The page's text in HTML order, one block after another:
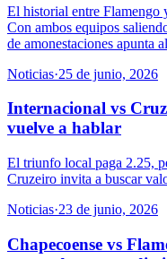
El historial entre Flamengo
Con ambos equipos
de amonestaciones apunta
Noticias·25 de junio, 2026
Internacional vs
vuelve a hablar
El triunfo local paga 2.25,
Cruzeiro invita a buscar
Noticias·23 de junio, 2026
Chapecoense vs